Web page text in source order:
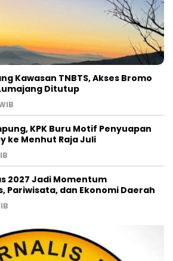
Kawasan TNBTS, Akses Bromo
Ditutup
KPK Buru Motif Penyuapan
ke Menhut Raja Juli
2027 Jadi Momentum
Pariwisata, dan Ekonomi Daerah